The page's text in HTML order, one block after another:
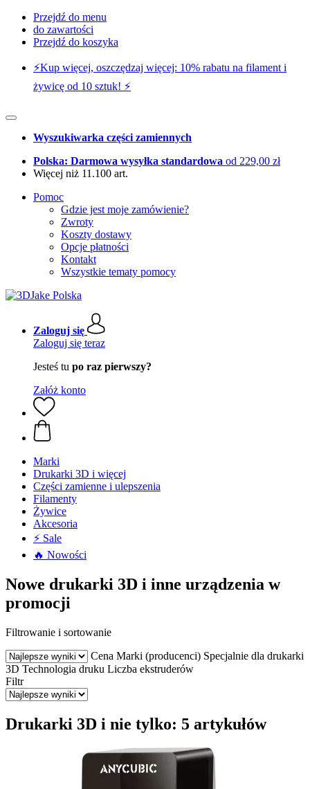
Przejdź do menu
do zawartości
Przejdź do koszyka
⚡️Kup więcej, oszczędzaj więcej: 10% rabatu na filament i
żywicę od 10 sztuk! ⚡️
Wyszukiwarka części zamiennych
Polska: Darmowa wysyłka standardowa od 229,00 zł
Więcej niż 11.100 art.
Pomoc
Gdzie jest moje zamówienie?
Zwroty
Koszty dostawy
Opcje płatności
Kontakt
Wszystkie tematy pomocy
Zaloguj się
Zaloguj się teraz
Jesteś tu po raz pierwszy?
Załóż konto
Marki
Drukarki 3D i więcej
Części zamienne i ulepszenia
Filamenty
Żywice
Akcesoria
⚡ Sale
🔥 Nowości
Nowe drukarki 3D i inne urządzenia w
promocji
Filtrowanie i sortowanie
Cena Marki (producenci) Specjalnie dla drukarki
3D Technologia druku Liczba ekstruderów
Filtr
Drukarki 3D i nie tylko: 5 artykułów